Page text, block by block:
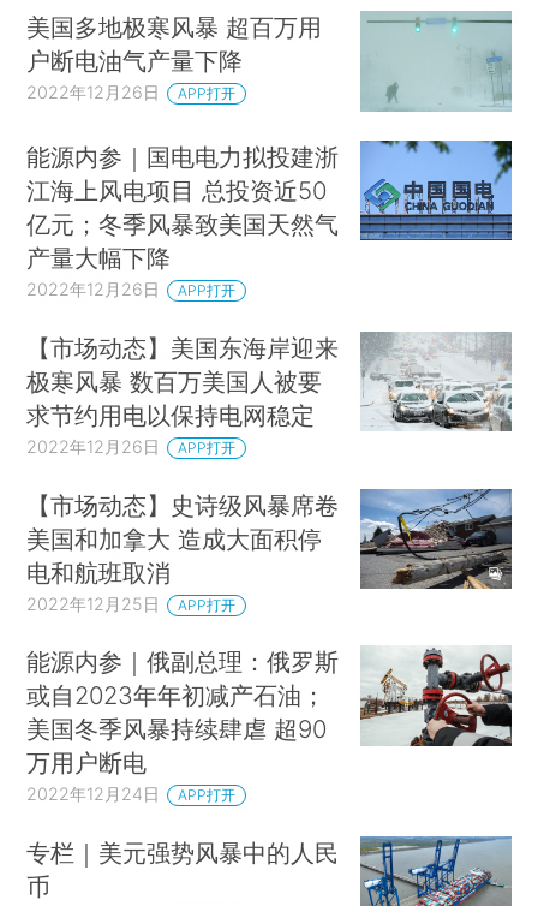
美国多地极寒风暴 超百万用
户断电油气产量下降
2022年12月26日 APP打开
能源内参｜国电电力拟投建浙
江海上风电项目 总投资近50
亿元；冬季风暴致美国天然气
产量大幅下降
2022年12月26日 APP打开
【市场动态】美国东海岸迎来
极寒风暴 数百万美国人被要
求节约用电以保持电网稳定
2022年12月26日 APP打开
【市场动态】史诗级风暴席卷
美国和加拿大 造成大面积停
电和航班取消
2022年12月25日 APP打开
能源内参｜俄副总理：俄罗斯
或自2023年年初减产石油；
美国冬季风暴持续肆虐 超90
万用户断电
2022年12月24日 APP打开
专栏｜美元强势风暴中的人民
币